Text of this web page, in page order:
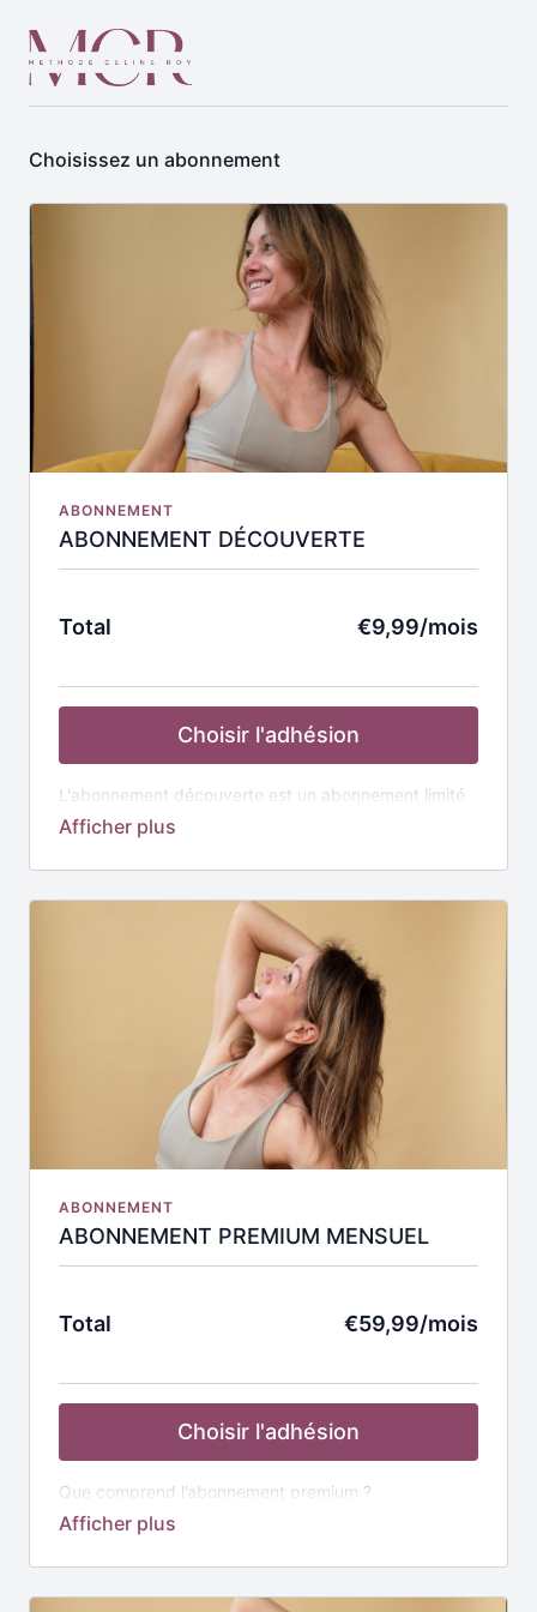
Choisissez un abonnement
ABONNEMENT
ABONNEMENT DÉCOUVERTE
Total €9,99/mois
Choisir l'adhésion
L'abonnement découverte est un abonnement limité
à la vidéo de la semaine comprenant :
Accès illimitéà la vidéo de la semaine séance de
Disponible et renouvelée chaque dimanche à 7h
Groupe whatsapp
pour répondre à vos
questions, échanger avec la communauté et
⚠️ Pensez à vous désabonner si vous ne souhaitez
pas poursuivre votre abonnement au delà de 1
mois (renouvellement automatique de votre
abonnement à la fin de la période d'adhésion).
ABONNEMENT
ABONNEMENT PREMIUM MENSUEL
Total €59,99/mois
Choisir l'adhésion
Que comprend l’abonnement premium ?
✅L’accès à tout
programmes thématiques :